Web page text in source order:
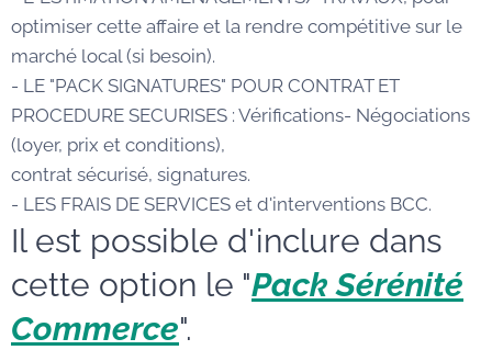
optimiser cette affaire et la rendre compétitive sur le
marché local (si besoin).
- LE "PACK SIGNATURES" POUR CONTRAT ET
PROCEDURE SECURISES : Vérifications- Négociations
(loyer, prix et conditions),
contrat sécurisé, signatures.
- LES FRAIS DE SERVICES et d'interventions BCC.
Il est possible d'inclure dans
cette option le "Pack Sérénité
Commerce".